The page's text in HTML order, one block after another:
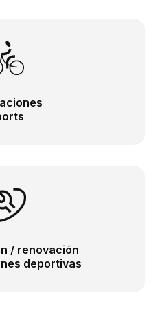
/ renovación
deportivas